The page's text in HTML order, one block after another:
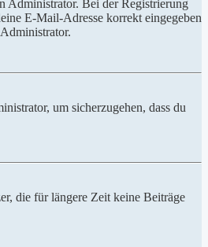
Administrator. Bei der Registrierung
E-Mail-Adresse korrekt eingegeben
um sicherzugehen, dass du
die für längere Zeit keine Beiträge